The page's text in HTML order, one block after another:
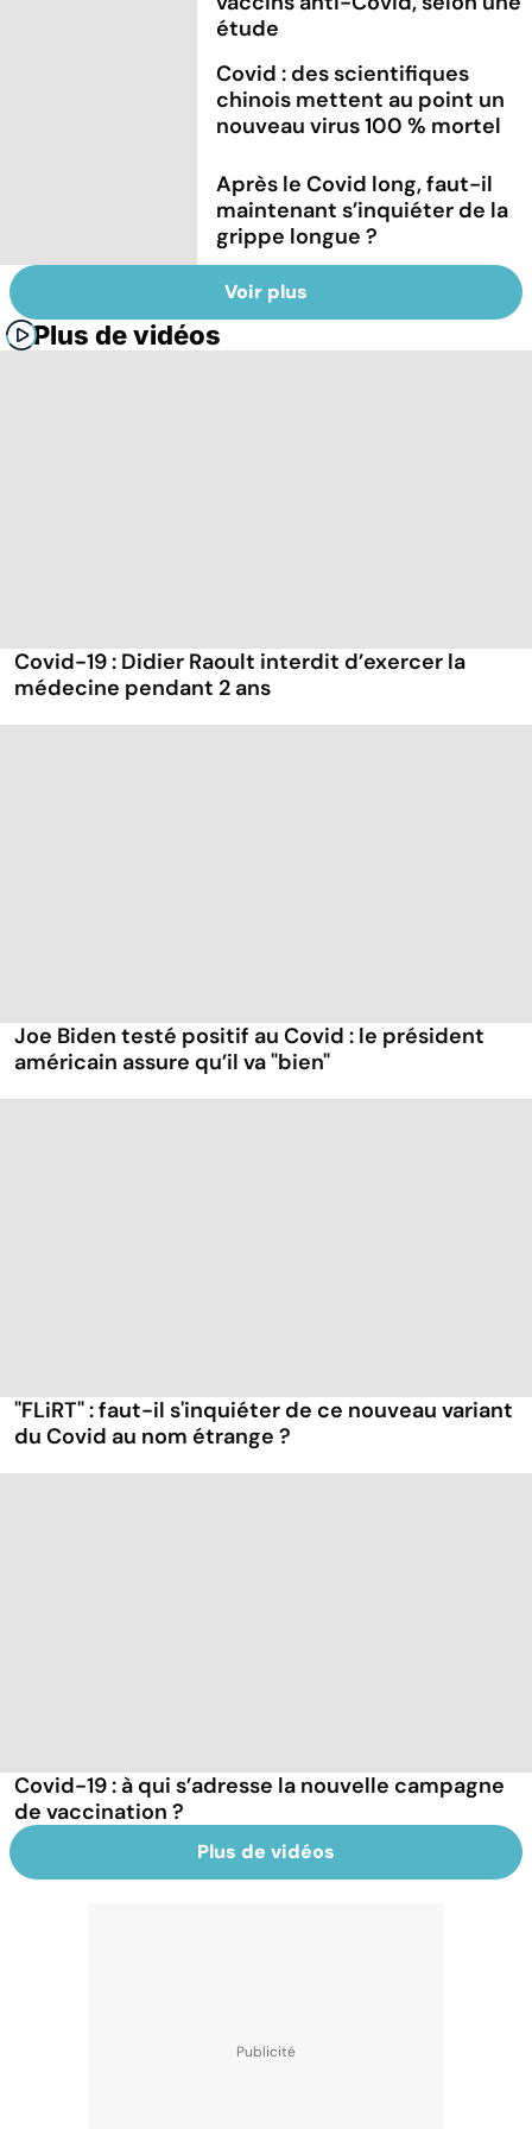
étude
Covid : des scientifiques
chinois mettent au point un
nouveau virus 100 % mortel
Après le Covid long, faut-il
maintenant s’inquiéter de la
grippe longue ?
Voir plus
Plus de vidéos
Covid-19 : Didier Raoult interdit d’exercer la
médecine pendant 2 ans
Joe Biden testé positif au Covid : le président
américain assure qu’il va "bien"
"FLiRT" : faut-il s'inquiéter de ce nouveau variant
du Covid au nom étrange ?
Covid-19 : à qui s’adresse la nouvelle campagne
de vaccination ?
Plus de vidéos